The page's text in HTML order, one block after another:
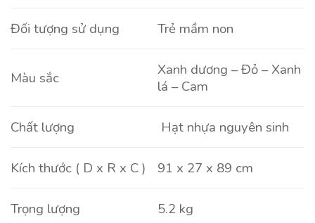
Đối tượng sử dụng Trẻ mầm non
Màu sắc
Xanh dương – Đỏ – Xanh
lá – Cam
Chất lượng Hạt nhựa nguyên sinh
Kích thước ( D x R x C ) 91 x 27 x 89 cm
Trọng lượng 5.2 kg